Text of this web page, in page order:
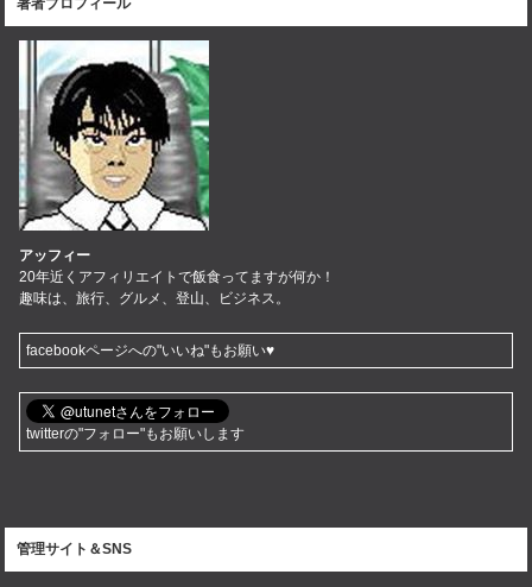
著者プロフィール
アッフィー
20年近くアフィリエイトで飯食ってますが何か！
趣味は、旅行、グルメ、登山、ビジネス。
facebookページへの"いいね"もお願い♥
twitterの"フォロー"もお願いします
管理サイト＆SNS